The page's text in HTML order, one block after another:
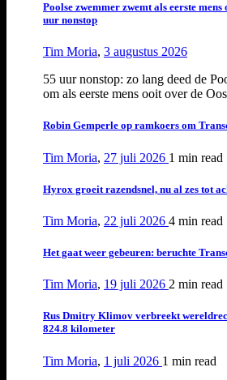
Poolse zwemmer zwemt als eerste
uur nonstop
Tim Moria, 3 augustus 2026
55 uur nonstop: zo lang deed de
om als eerste mens ooit over de
Robin Gemperle op ramkoers om
Tim Moria, 27 juli 2026 1 min read
Hyrox groeit razendsnel, nu al zes tot
Tim Moria, 22 juli 2026 4 min read
Het gaat weer gebeuren: beruchte
Tim Moria, 19 juli 2026 2 min read
Rus Dmitry Klimov verbreekt
824.8 kilometer
Tim Moria, 1 juli 2026 1 min read